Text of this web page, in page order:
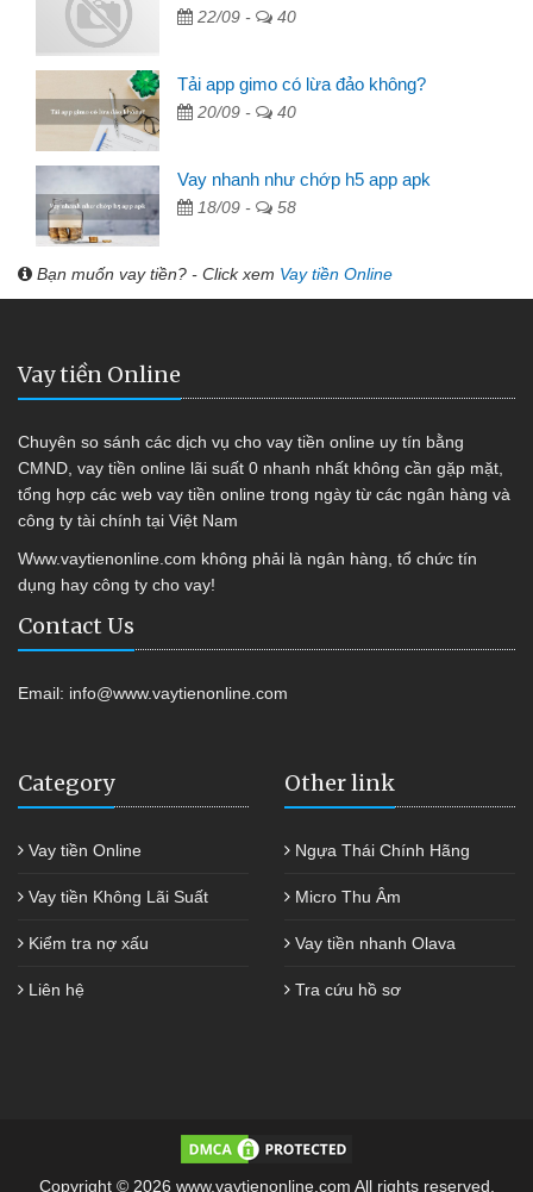
22/09 - 40
Tải app gimo có lừa đảo không?
20/09 - 40
Vay nhanh như chớp h5 app apk
18/09 - 58
Bạn muốn vay tiền? - Click xem Vay tiền Online
Vay tiền Online
Chuyên so sánh các dịch vụ cho vay tiền online uy tín bằng
CMND, vay tiền online lãi suất 0 nhanh nhất không cần gặp mặt,
tổng hợp các web vay tiền online trong ngày từ các ngân hàng và
công ty tài chính tại Việt Nam
Www.vaytienonline.com không phải là ngân hàng, tổ chức tín
dụng hay công ty cho vay!
Contact Us
Email: info@www.vaytienonline.com
Category
Vay tiền Online
Vay tiền Không Lãi Suất
Kiểm tra nợ xấu
Liên hệ
Other link
Ngựa Thái Chính Hãng
Micro Thu Âm
Vay tiền nhanh Olava
Tra cứu hồ sơ
Copyright © 2026 www.vaytienonline.com All rights reserved.